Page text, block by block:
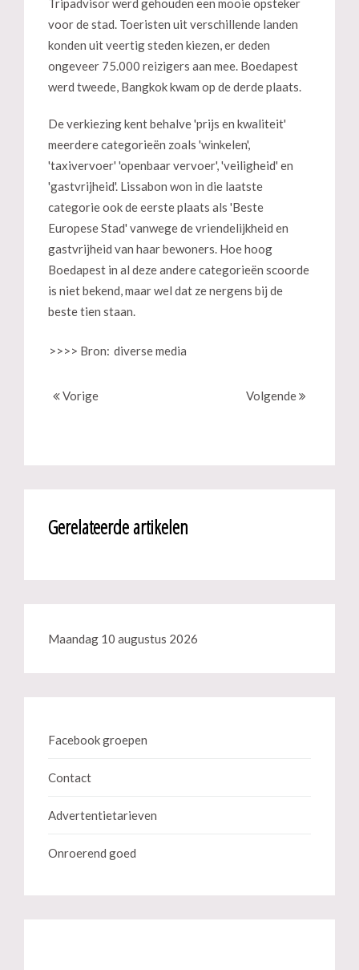
Tripadvisor werd gehouden een mooie opsteker
voor de stad. Toeristen uit verschillende landen
konden uit veertig steden kiezen, er deden
ongeveer 75.000 reizigers aan mee. Boedapest
werd tweede, Bangkok kwam op de derde plaats.
De verkiezing kent behalve 'prijs en kwaliteit'
meerdere categorieën zoals 'winkelen',
'taxivervoer' 'openbaar vervoer', 'veiligheid' en
'gastvrijheid'. Lissabon won in die laatste
categorie ook de eerste plaats als 'Beste
Europese Stad' vanwege de vriendelijkheid en
gastvrijheid van haar bewoners. Hoe hoog
Boedapest in al deze andere categorieën scoorde
is niet bekend, maar wel dat ze nergens bij de
beste tien staan.
>>>> Bron: diverse media
Vorige Volgende
Gerelateerde artikelen
Maandag 10 augustus 2026
Facebook groepen
Contact
Advertentietarieven
Onroerend goed